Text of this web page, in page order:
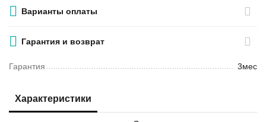
Варианты оплаты
Гарантия и возврат
Гарантия 3мес
Характеристики